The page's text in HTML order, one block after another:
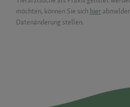
möchten, können Sie sich hier
Datenänderung stellen.